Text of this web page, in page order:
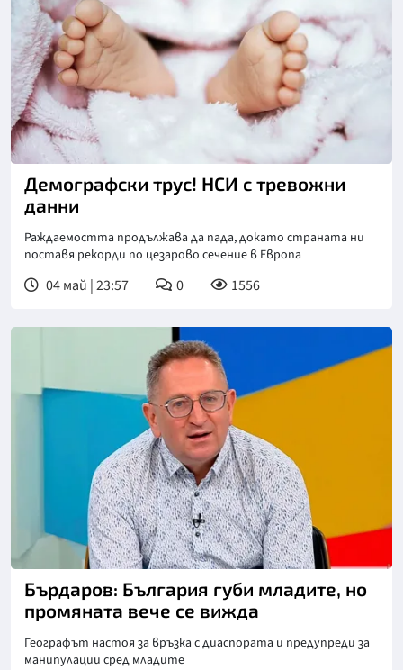
Демографски трус! НСИ с тревожни
данни
Раждаемостта продължава да пада, докато страната ни
поставя рекорди по цезарово сечение в Европа
04 май | 23:57 0 1556
Снимка: Нова телевизия
Бърдаров: България губи младите, но
промяната вече се вижда
Географът настоя за връзка с диаспората и предупреди за
манипулации сред младите